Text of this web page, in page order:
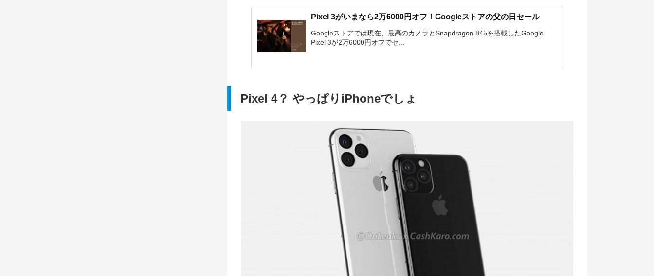
Pixel 3がいまなら2万6000円オフ！Googleストアの父の日セール
Googleストアでは現在、最高のカメラとSnapdragon 845を搭載したGoogle
Pixel 3が2万6000円オフでセ...
Pixel 4？ やっぱりiPhoneでしょ